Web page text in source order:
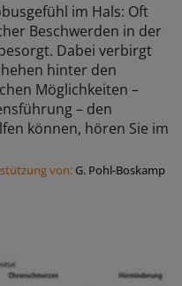
im Hals: Oft
Beschwerden in der
Dabei verbirgt
hinter den
Möglichkeiten –
– den
können, hören Sie im
von: G. Pohl-Boskamp